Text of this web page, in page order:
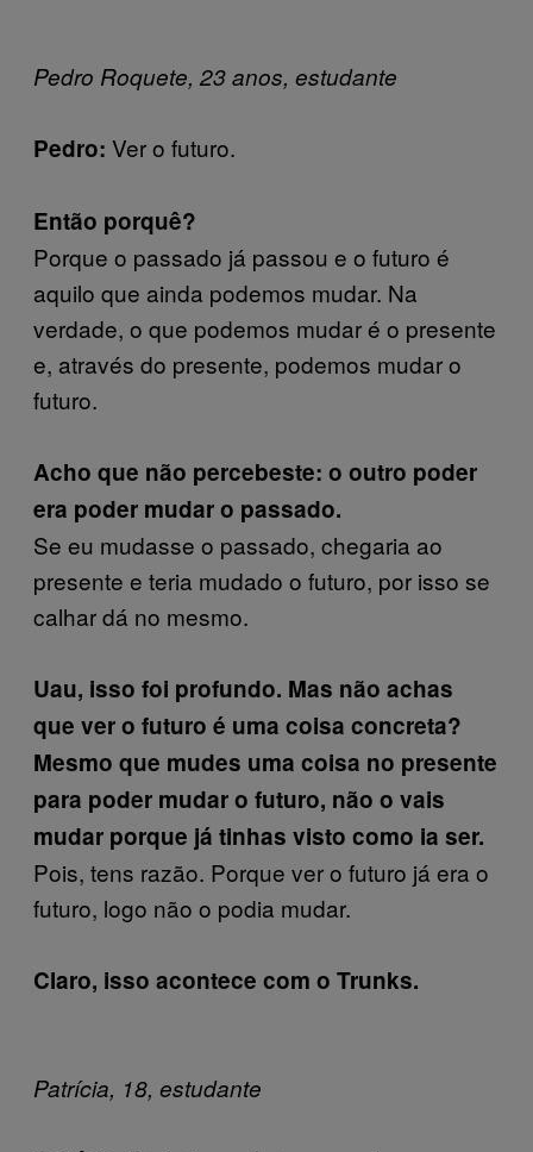
Pedro Roquete, 23 anos, estudante
Pedro: Ver o futuro.
Então porquê?
Porque o passado já passou e o futuro é
aquilo que ainda podemos mudar. Na
verdade, o que podemos mudar é o presente
e, através do presente, podemos mudar o
futuro.
Acho que não percebeste: o outro poder
era poder mudar o passado.
Se eu mudasse o passado, chegaria ao
presente e teria mudado o futuro, por isso se
calhar dá no mesmo.
Uau, isso foi profundo. Mas não achas
que ver o futuro é uma coisa concreta?
Mesmo que mudes uma coisa no presente
para poder mudar o futuro, não o vais
mudar porque já tinhas visto como ia ser.
Pois, tens razão. Porque ver o futuro já era o
futuro, logo não o podia mudar.
Claro, isso acontece com o Trunks.
Patrícia, 18, estudante